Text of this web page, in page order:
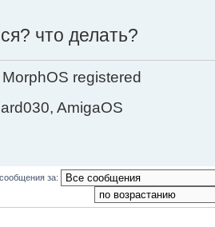
что делать?
registered
AmigaOS
за: